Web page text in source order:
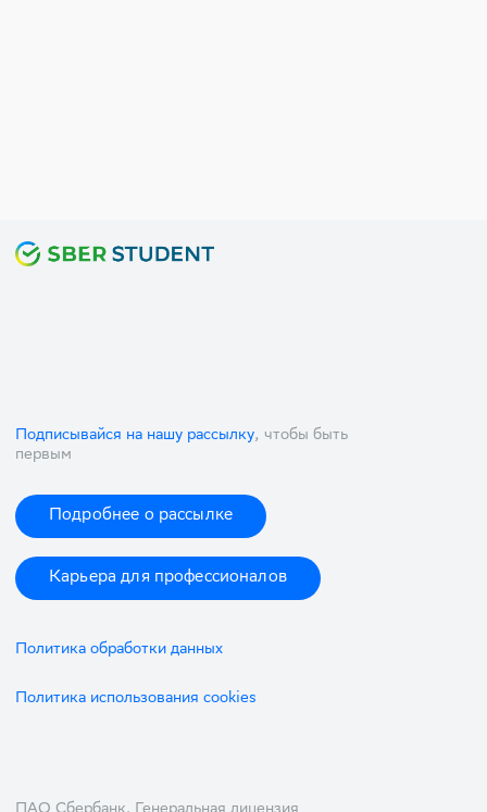
Подписывайся на нашу рассылку, чтобы быть
первым
Подробнее о рассылке
Карьера для профессионалов
Политика обработки данных
Политика использования cookies